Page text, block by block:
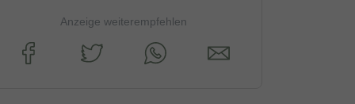
Anzeige weiterempfehlen